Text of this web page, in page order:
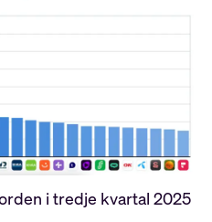
i tredje kvartal 2025